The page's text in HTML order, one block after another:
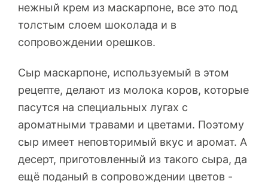
нежный крем из маскарпоне, все это под
толстым слоем шоколада и в
сопровождении орешков.
Сыр маскарпоне, используемый в этом
рецепте, делают из молока коров, которые
пасутся на специальных лугах с
ароматными травами и цветами. Поэтому
сыр имеет неповторимый вкус и аромат. А
десерт, приготовленный из такого сыра, да
ещё поданый в сопровождении цветов -